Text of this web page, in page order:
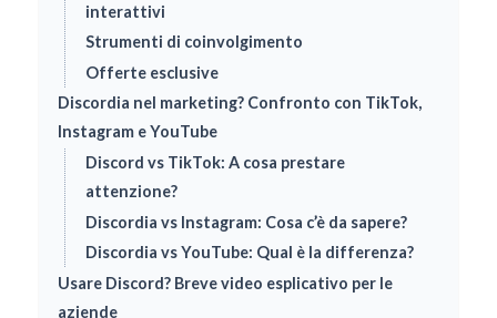
interattivi
Strumenti di coinvolgimento
Offerte esclusive
Discordia nel marketing? Confronto con TikTok,
Instagram e YouTube
Discord vs TikTok: A cosa prestare
attenzione?
Discordia vs Instagram: Cosa c’è da sapere?
Discordia vs YouTube: Qual è la differenza?
Usare Discord? Breve video esplicativo per le
aziende